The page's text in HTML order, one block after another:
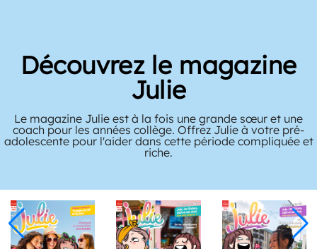
Découvrez le magazine
Julie
Le magazine Julie est à la fois une grande sœur et une
coach pour les années collège. Offrez Julie à votre pré-
adolescente pour l'aider dans cette période compliquée et
riche.